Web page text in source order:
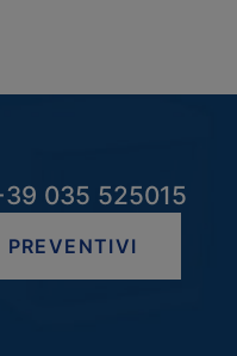
035 525015
PREVENTIVI